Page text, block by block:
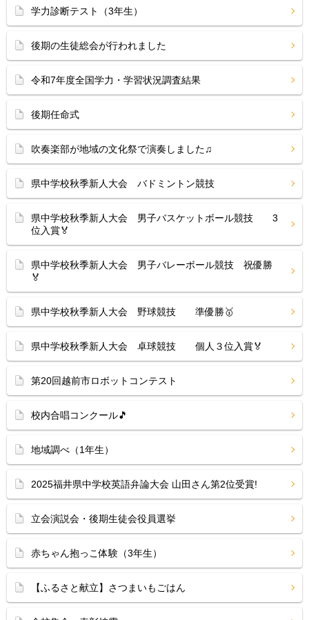
学力診断テスト（3年生）
後期の生徒総会が行われました
令和7年度全国学力・学習状況調査結果
後期任命式
吹奏楽部が地域の文化祭で演奏しました♫
県中学校秋季新人大会 バドミントン競技
県中学校秋季新人大会 男子バスケットボール競技 3
位入賞🏅
県中学校秋季新人大会 男子バレーボール競技 祝優勝
🏅
県中学校秋季新人大会 野球競技 準優勝🥇
県中学校秋季新人大会 卓球競技 個人３位入賞🏅
第20回越前市ロボットコンテスト
校内合唱コンクール🎵
地域調べ（1年生）
2025福井県中学校英語弁論大会 山田さん第2位受賞!
立会演説会・後期生徒会役員選挙
赤ちゃん抱っこ体験（3年生）
【ふるさと献立】さつまいもごはん